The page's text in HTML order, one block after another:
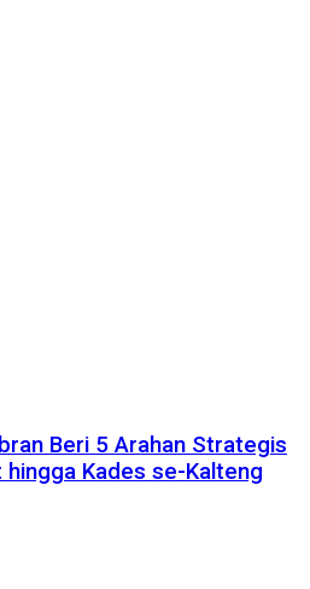
Beri 5 Arahan Strategis
Kades se-Kalteng